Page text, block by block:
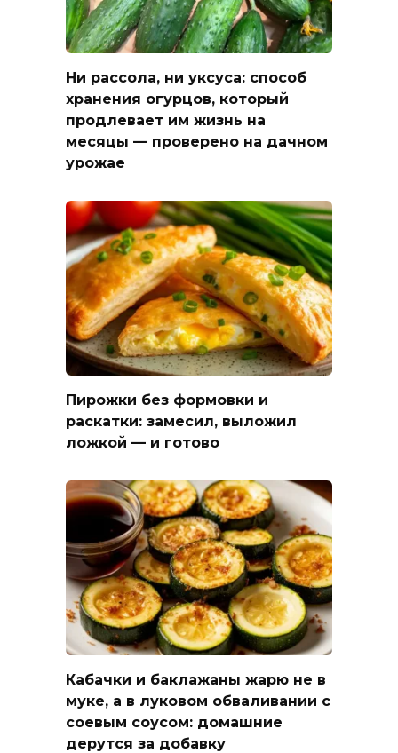
Ни рассола, ни уксуса: способ
хранения огурцов, который
продлевает им жизнь на
месяцы — проверено на дачном
урожае
Пирожки без формовки и
раскатки: замесил, выложил
ложкой — и готово
Кабачки и баклажаны жарю не в
муке, а в луковом обваливании с
соевым соусом: домашние
дерутся за добавку